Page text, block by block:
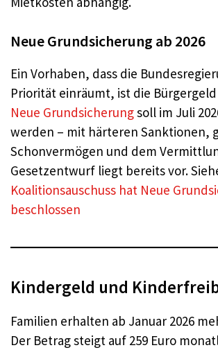
Neue Grundsicherung ab 2026
Ein Vorhaben, dass die
Priorität einräumt, ist die
Neue Grundsicherungsoll im Juli
werden – mit härteren Sanktionen,
Schonvermögen und dem
Gesetzentwurf liegt bereits vor.
Koalitionsauschuss hat Neue
beschlossen
Kindergeld und
Familien erhalten ab Januar 2026
Der Betrag steigt auf 259 Euro